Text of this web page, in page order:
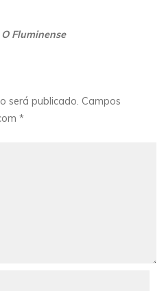
Fluminense
será publicado. Campos
*